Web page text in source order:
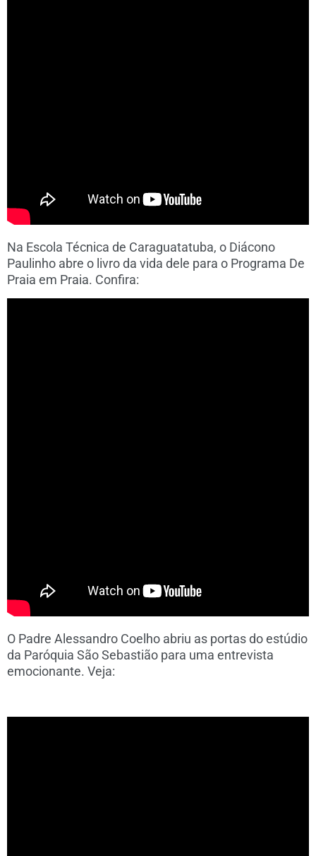
Na Escola Técnica de Caraguatatuba, o Diácono
Paulinho abre o livro da vida dele para o Programa De
Praia em Praia. Confira:
O Padre Alessandro Coelho abriu as portas do estúdio
da Paróquia São Sebastião para uma entrevista
emocionante. Veja: